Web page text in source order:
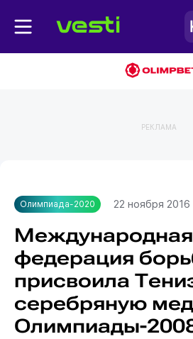
РЕКЛАМА
Олимпиада-2020 22 ноября 2016
Международная
федерация
присвоила
серебряную
Олимпиады-